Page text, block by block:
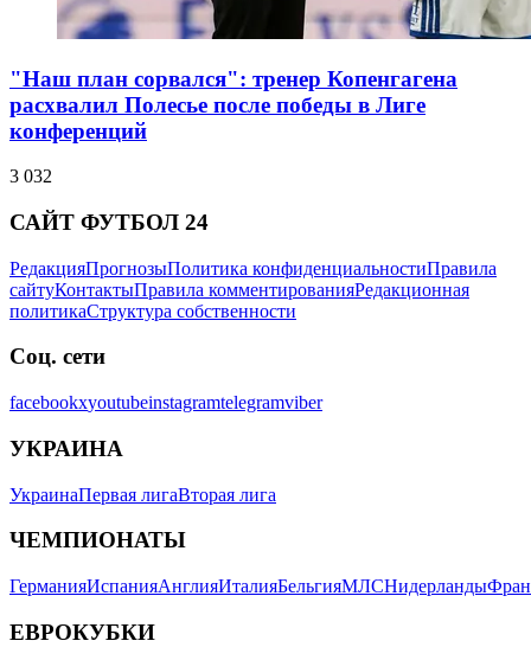
"Наш план сорвался": тренер Копенгагена
расхвалил Полесье после победы в Лиге
конференций
3 032
САЙТ ФУТБОЛ 24
РедакцияПрогнозыПолитика конфиденциальностиПравила
сайтуКонтактыПравила комментированияРедакционная
политикаСтруктура собственности
Соц. сети
facebookxyoutubeinstagramtelegramviber
УКРАИНА
УкраинаПервая лигаВторая лига
ЧЕМПИОНАТЫ
ГерманияИспанияАнглияИталияБельгияМЛСНидерланды
ЕВРОКУБКИ